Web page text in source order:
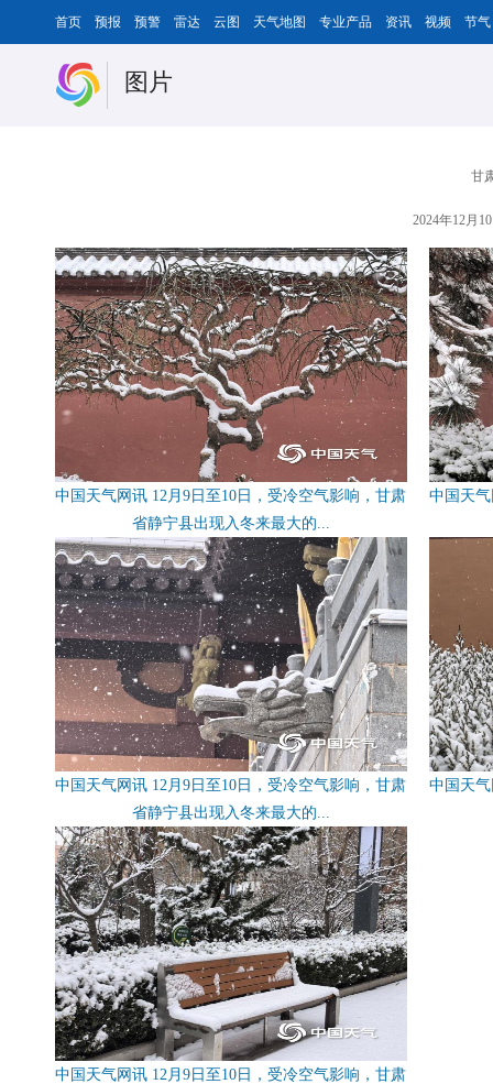
首页 预报 预警 雷达 云图 天气地图 专业产品 资讯 视频 节气
图片
甘
2024年12月
中国天气网讯 12月9日至10日，受冷空气影响，甘肃
省静宁县出现入冬来最大的...
中国天
中国天气网讯 12月9日至10日，受冷空气影响，甘肃
省静宁县出现入冬来最大的...
中国天
中国天气网讯 12月9日至10日，受冷空气影响，甘肃